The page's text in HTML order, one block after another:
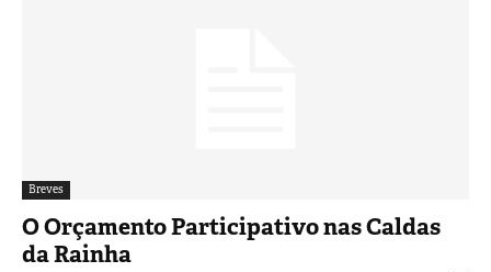
Breves
O Orçamento Participativo nas Caldas
da Rainha